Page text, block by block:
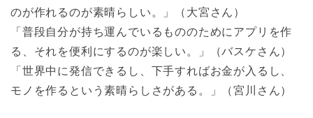
のが作れるのが素晴らしい。」（大宮さん）
「普段自分が持ち運んでいるもののためにアプリを作
る、それを便利にするのが楽しい。」（バスケさん）
「世界中に発信できるし、下手すればお金が入るし、
モノを作るという素晴らしさがある。」（宮川さん）